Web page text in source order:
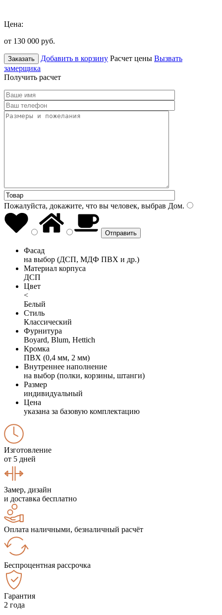
Цена:
от 130 000 руб.
Заказать Добавить в корзину Расчет цены Вызвать
замерщика
Получить расчет
Пожалуйста, докажите, что вы человек, выбрав Дом.
Фасад
на выбор (ДСП, МДФ ПВХ и др.)
Материал корпуса
ДСП
Цвет
<
Белый
Стиль
Классический
Фурнитура
Boyard, Blum, Hettich
Кромка
ПВХ (0,4 мм, 2 мм)
Внутреннее наполнение
на выбор (полки, корзины, штанги)
Размер
индивидуальный
Цена
указана за базовую комплектацию
Изготовление
от 5 дней
Замер, дизайн
и доставка бесплатно
Оплата наличными, безналичный расчёт
Беспроцентная рассрочка
Гарантия
2 года